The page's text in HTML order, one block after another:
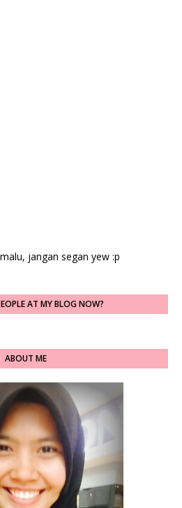
jangan segan yew :p
AT MY BLOG NOW?
ABOUT ME